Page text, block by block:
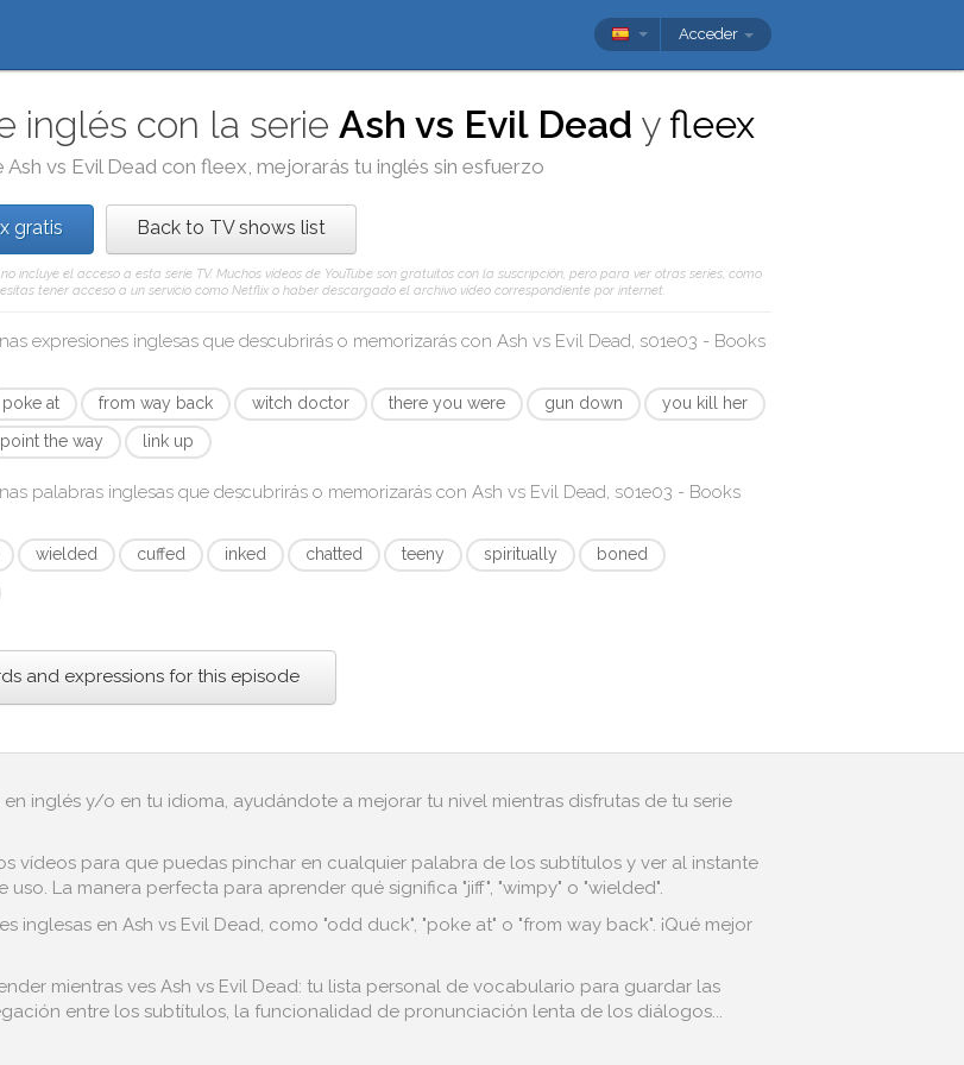
Acceder
inglés con la serieAsh vs Evil Dead yfleex
Ash vs Evil Dead confleex, mejorarás tu inglés sin esfuerzo
gratis Back to TV shows list
incluye el acceso a esta serie TV. Muchos vídeos de YouTube son gratuitos con la suscripción, pero para ver otras series, como
tener acceso a un servicio como Netflix o haber descargado el archivo vídeo correspondiente por internet.
expresiones inglesas que descubrirás o memorizarás conAsh vs Evil Dead, s01e03 - Books
poke at from way back witch doctor there you were gun down
you kill her
point the way link up
palabras inglesas que descubrirás o memorizarás conAsh vs Evil Dead, s01e03 - Books
wielded cuffed inked chatted teeny spiritually
boned
and expressions for this episode
inglés y/o en tu idioma, ayudándote a mejorar tu nivel mientras disfrutas de tu serie
vídeos para que puedas pinchar en cualquier palabra de los subtítulos y ver al instante
La manera perfecta para aprender qué significa "jiff", "wimpy" o "wielded".
inglesas en Ash vs Evil Dead, como "odd duck", "poke at" o "from way back". ¡Qué mejor
mientras ves Ash vs Evil Dead: tu lista personal de vocabulario para guardar las
entre los subtítulos, la funcionalidad de pronunciación lenta de los diálogos...